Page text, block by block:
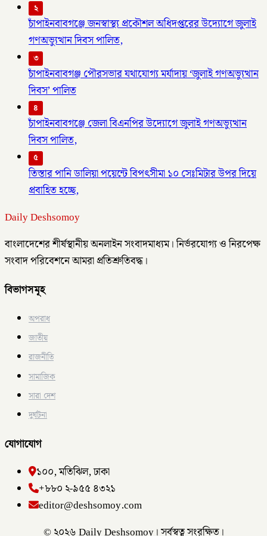
২
চাঁপাইনবাবগঞ্জে জনস্বাস্থ্য প্রকৌশল অধিদপ্তরের উদ্যোগে জুলাই
গণঅভ্যুত্থান দিবস পালিত,
৩
চাঁপাইনবাবগঞ্জ পৌরসভার যথাযোগ্য মর্যাদায় ‘জুলাই গণঅভ্যুত্থান
দিবস’ পালিত
৪
চাঁপাইনবাবগঞ্জে জেলা বিএনপির উদ্যোগে জুলাই গণঅভ্যুত্থান
দিবস পালিত,
৫
তিস্তার পানি ডালিয়া পয়েন্টে বিপৎসীমা ১০ সেঃমিটার উপর দিয়ে
প্রবাহিত হচ্ছে,
Daily Deshsomoy
বাংলাদেশের শীর্ষস্থানীয় অনলাইন সংবাদমাধ্যম। নির্ভরযোগ্য ও নিরপেক্ষ
সংবাদ পরিবেশনে আমরা প্রতিশ্রুতিবদ্ধ।
বিভাগসমূহ
অপরাধ
জাতীয়
রাজনীতি
সামাজিক
সারা দেশ
দুর্ঘটনা
যোগাযোগ
১০০, মতিঝিল, ঢাকা
+৮৮০ ২-৯৫৫ ৪৩২১
editor@deshsomoy.com